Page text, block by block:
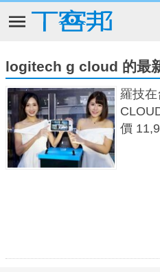
logitech g cloud 的最
羅技